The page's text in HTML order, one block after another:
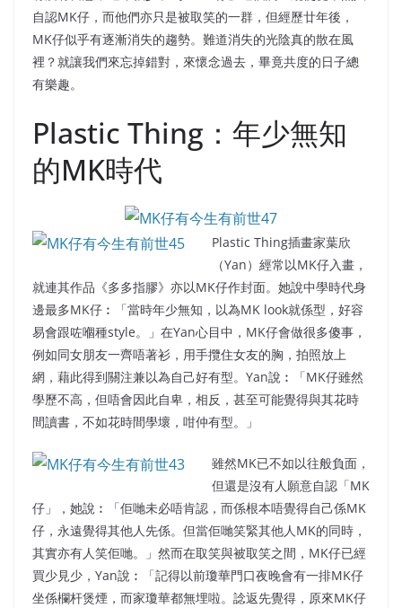
自認MK仔，而他們亦只是被取笑的一群，但經歷廿年後，
MK仔似乎有逐漸消失的趨勢。難道消失的光陰真的散在風
裡？就讓我們來忘掉錯對，來懷念過去，畢竟共度的日子總
有樂趣。
Plastic Thing：年少無知
的MK時代
Plastic Thing插畫家葉欣
（Yan）經常以MK仔入畫，
就連其作品《多多指膠》亦以MK仔作封面。她說中學時代身
邊最多MK仔︰「當時年少無知，以為MK look就係型，好容
易會跟咗嗰種style。」在Yan心目中，MK仔會做很多傻事，
例如同女朋友一齊唔著衫，用手攬住女友的胸，拍照放上
網，藉此得到關注兼以為自己好有型。Yan說︰「MK仔雖然
學歷不高，但唔會因此自卑，相反，甚至可能覺得與其花時
間讀書，不如花時間學壞，咁仲有型。」
雖然MK已不如以往般負面，
但還是沒有人願意自認「MK
仔」，她說︰「佢哋未必唔肯認，而係根本唔覺得自己係MK
仔，永遠覺得其他人先係。但當佢哋笑緊其他人MK的同時，
其實亦有人笑佢哋。」然而在取笑與被取笑之間，MK仔已經
買少見少，Yan說︰「記得以前瓊華門口夜晚會有一排MK仔
坐係欄杆煲煙，而家瓊華都無埋啦。諗返先覺得，原來MK仔